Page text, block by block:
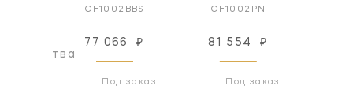
CF1002BBS
77 066 ₽
Под заказ
CF1002PN
81 554 ₽
Под заказ